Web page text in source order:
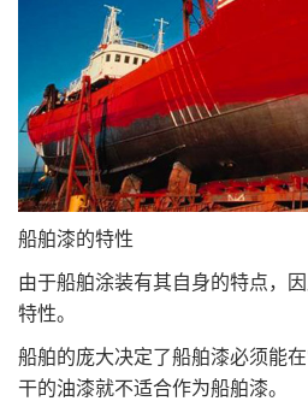
船舶漆的特性
由于船舶涂装有其自身的特点，
特性。
船舶的庞大决定了船舶漆必须能
干的油漆就不适合作为船舶漆。